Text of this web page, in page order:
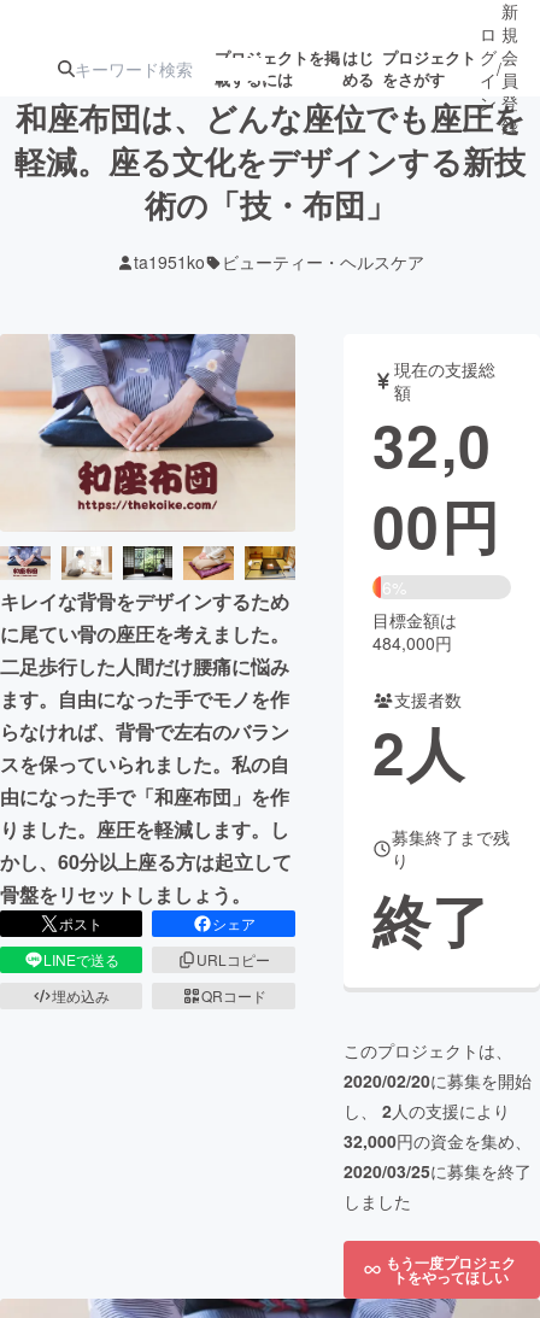
プロジェクトを掲
載するには
はじ
める
プロジェクト
をさがす
注目のリ 注目の新着プロ募集終了が近いプ
テクノロジー・ガジェット
映像・映画 書籍・雑誌
チャレンジ
まちづくり・地域活性化
CAMPFIRE for Social Good
CAMPFIRE Creation
CAMPFIREふるさと納税machi-ya コミュニティ
ロ
グ
イ
ン
/
新
規
会
員
登
録
和座布団は、どんな座位でも座圧を
軽減。座る文化をデザインする新技
術の「技・布団」
ta1951ko ビューティー・ヘルスケア
キレイな背骨をデザインするため
に尾てい骨の座圧を考えました。
二足歩行した人間だけ腰痛に悩み
ます。自由になった手でモノを作
らなければ、背骨で左右のバラン
スを保っていられました。私の自
由になった手で「和座布団」を作
りました。座圧を軽減します。し
かし、60分以上座る方は起立して
骨盤をリセットしましょう。
ポスト
シェア
LINEで送る
URLコピー
埋め込み
QRコード
現在の支援総
額
32,0
00円
6%
目標金額は
484,000円
支援者数
2人
募集終了まで残
り
終了
このプロジェクトは、
2020/02/20に募集を開始
し、 2人の支援により
32,000円の資金を集め、
2020/03/25に募集を終了
しました
もう一度プロジェク
トをやってほしい